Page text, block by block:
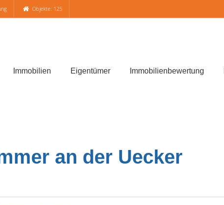
Objekte: 125
Immobilien Eigentümer Immobilienbewertung
an der Uecker